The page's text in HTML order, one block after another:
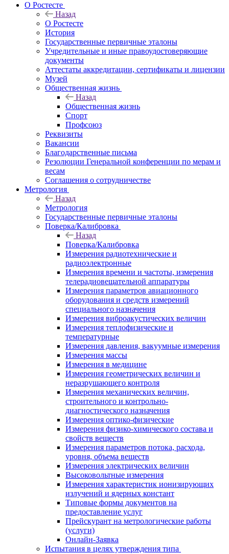
О Ростесте
Назад
О Ростесте
История
Государственные первичные эталоны
Учредительные и иные правоудостоверяющие
документы
Аттестаты аккредитации, сертификаты и лицензии
Музей
Общественная жизнь
Назад
Общественная жизнь
Спорт
Профсоюз
Реквизиты
Вакансии
Благодарственные письма
Резолюции Генеральной конференции по мерам и
весам
Соглашения о сотрудничестве
Метрология
Назад
Метрология
Государственные первичные эталоны
Поверка/Калибровка
Назад
Поверка/Калибровка
Измерения радиотехнические и
радиоэлектронные
Измерения времени и частоты, измерения
телерадиовещательной аппаратуры
Измерения параметров авиационного
оборудования и средств измерений
специального назначения
Измерения виброакустических величин
Измерения теплофизические и
температурные
Измерения давления, вакуумные измерения
Измерения массы
Измерения в медицине
Измерения геометрических величин и
неразрушающего контроля
Измерения механических величин,
строительного и контрольно-
диагностического назначения
Измерения оптико-физические
Измерения физико-химического состава и
свойств веществ
Измерения параметров потока, расхода,
уровня, объема веществ
Измерения электрических величин
Высоковольтные измерения
Измерения характеристик ионизирующих
излучений и ядерных констант
Типовые формы документов на
предоставление услуг
Прейскурант на метрологические работы
(услуги)
Онлайн-Заявка
Испытания в целях утверждения типа